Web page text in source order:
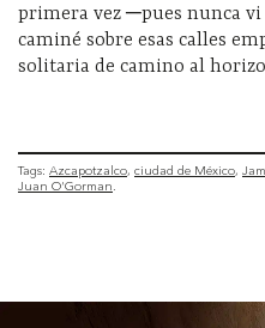
primera vez ─pues nunca vi
caminé sobre esas calles
solitaria de camino al
Tags: Azcapotzalco ciudad de México
Juan O'Gorman